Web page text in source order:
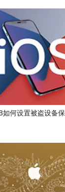
如何设置被盗设备